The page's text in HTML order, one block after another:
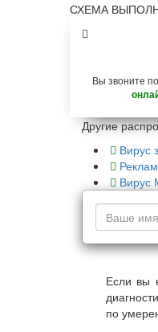
СХЕМА
Вы звоните
Другие
Вирус
Вирус
Если вы
по